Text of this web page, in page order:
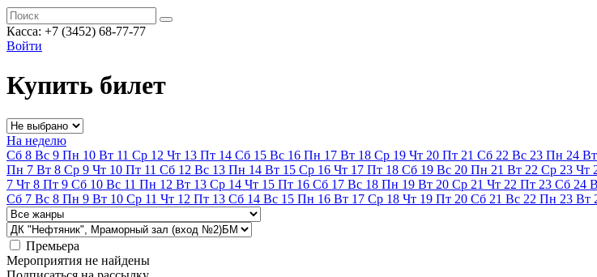
Касса: +7 (3452) 68-77-77
Войти
Купить билет
На неделю
Сб 8 Вс 9 Пн 10 Вт 11 Ср 12 Чт 13 Пт 14 Сб 15 Вс 16 Пн 17 Вт 18 Ср 19 Чт 20 Пт 21 Сб 22 Вс 23 Пн 24 Вт
Пн 7 Вт 8 Ср 9 Чт 10 Пт 11 Сб 12 Вс 13 Пн 14 Вт 15 Ср 16 Чт 17 Пт 18 Сб 19 Вс 20 Пн 21 Вт 22 Ср 23 Чт
7 Чт 8 Пт 9 Сб 10 Вс 11 Пн 12 Вт 13 Ср 14 Чт 15 Пт 16 Сб 17 Вс 18 Пн 19 Вт 20 Ср 21 Чт 22 Пт 23 Сб 24
Сб 7 Вс 8 Пн 9 Вт 10 Ср 11 Чт 12 Пт 13 Сб 14 Вс 15 Пн 16 Вт 17 Ср 18 Чт 19 Пт 20 Сб 21 Вс 22 Пн 23 Вт
Премьера
Мероприятия не найдены